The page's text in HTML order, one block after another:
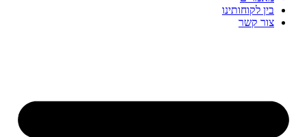
בין לקוחותינו
צור קשר